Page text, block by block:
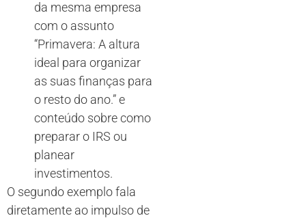
da mesma empresa
com o assunto
“Primavera: A altura
ideal para organizar
as suas finanças para
o resto do ano.” e
conteúdo sobre como
preparar o IRS ou
planear
investimentos.
O segundo exemplo fala
diretamente ao impulso de